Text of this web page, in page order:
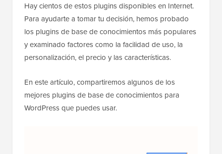
Hay cientos de estos plugins disponibles en Internet.
Para ayudarte a tomar tu decisión, hemos probado
los plugins de base de conocimientos más populares
y examinado factores como la facilidad de uso, la
personalización, el precio y las características.
En este artículo, compartiremos algunos de los
mejores plugins de base de conocimientos para
WordPress que puedes usar.